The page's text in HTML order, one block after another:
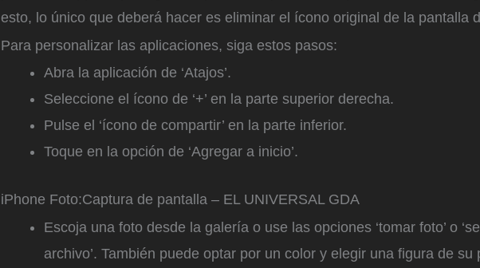
esto, lo único que deberá hacer es eliminar el ícono original de la pantalla
Para personalizar las aplicaciones, siga estos pasos:
Abra la aplicación de ‘Atajos’.
Seleccione el ícono de ‘+’ en la parte superior derecha.
Pulse el ‘ícono de compartir’ en la parte inferior.
Toque en la opción de ‘Agregar a inicio’.
iPhone Foto:Captura de pantalla – EL UNIVERSAL GDA
Escoja una foto desde la galería o use las opciones ‘tomar foto’ o
archivo’. También puede optar por un color y elegir una figura de su